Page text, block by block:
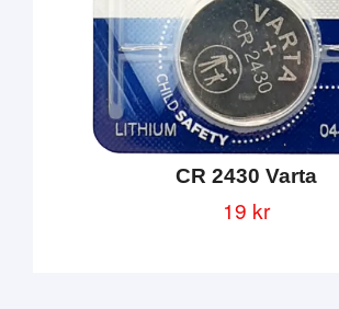
CR 2430 Varta
19 kr